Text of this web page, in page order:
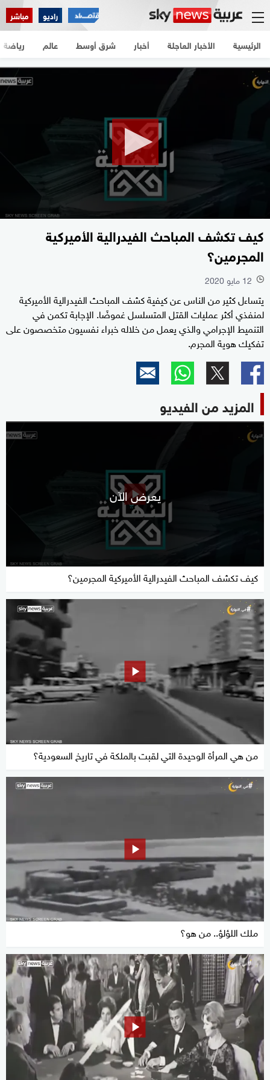
راديو مباشر
الرئيسية الأخبار العاجلة أخبار شرق أوسط عالم رياضة
0
seconds
كيف تكشف المباحث الفيدرالية الأميركية
المجرمين؟
l 12 مايو 2020
يتساءل كثير من الناس عن كيفية كشف المباحث الفيدرالية الأميركية
لمنفذي أكثر عمليات القتل المتسلسل غموضًا. الإجابة تكمن في
التنميط الإجرامي والذي يعمل من خلاله خبراء نفسيون متخصصون على
تفكيك هوية المجرم.
المزيد من الفيديو
يعرض الآن
كيف تكشف المباحث الفيدرالية الأميركية المجرمين؟
من هي المرأة الوحيدة التي لقبت بالملكة في تاريخ السعودية؟
ملك اللؤلؤ.. من هو؟